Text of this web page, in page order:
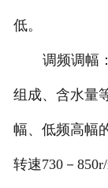
低。
调频调幅
组成、含水量
幅、低频高幅
转速730－